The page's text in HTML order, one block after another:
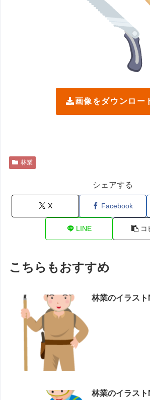
画像をダウンロー
林業
シェアする
X Facebook
LINE コ
こちらもおすすめ
林業のイラス
林業のイラス